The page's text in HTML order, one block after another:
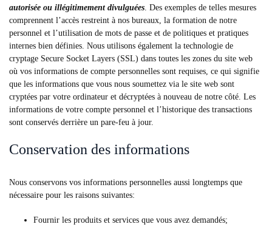
autorisée ou illégitimement divulguées. Des exemples de telles mesures
comprennent l’accès restreint à nos bureaux, la formation de notre
personnel et l’utilisation de mots de passe et de politiques et pratiques
internes bien définies. Nous utilisons également la technologie de
cryptage Secure Socket Layers (SSL) dans toutes les zones du site web
où vos informations de compte personnelles sont requises, ce qui signifie
que les informations que vous nous soumettez via le site web sont
cryptées par votre ordinateur et décryptées à nouveau de notre côté. Les
informations de votre compte personnel et l’historique des transactions
sont conservés derrière un pare-feu à jour.
Conservation des informations
Nous conservons vos informations personnelles aussi longtemps que
nécessaire pour les raisons suivantes:
Fournir les produits et services que vous avez demandés;